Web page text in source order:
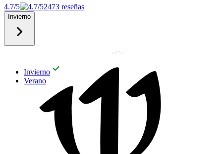
4.7/5 2473 reseñas
Invierno
Invierno
Verano